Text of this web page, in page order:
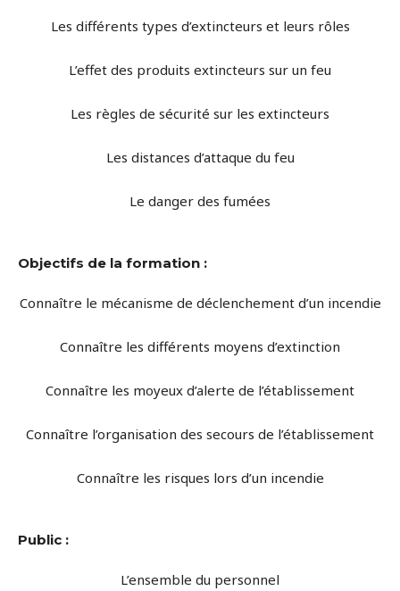
Les différents types d’extincteurs et leurs rôles
L’effet des produits extincteurs sur un feu
Les règles de sécurité sur les extincteurs
Les distances d’attaque du feu
Le danger des fumées
Objectifs de la formation :
Connaître le mécanisme de déclenchement d’un incendie
Connaître les différents moyens d’extinction
Connaître les moyeux d’alerte de l’établissement
Connaître l’organisation des secours de l’établissement
Connaître les risques lors d’un incendie
Public :
L’ensemble du personnel